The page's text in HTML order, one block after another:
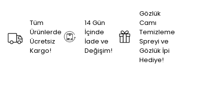
Tüm
Ürünlerde
Ücretsiz
Kargo!
14 Gün
İçinde
İade ve
Değişim!
Gözlük
Camı
Temizleme
Spreyi ve
Gözlük İpi
Hediye!